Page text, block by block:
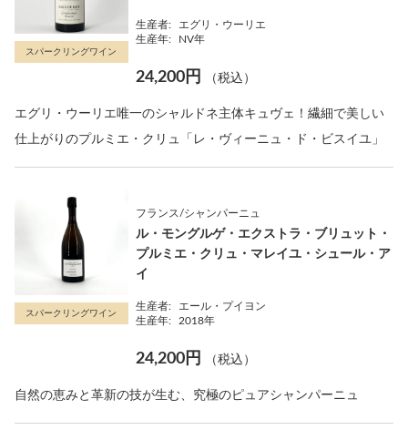
スパークリングワイン
生産者:
エグリ・ウーリエ
生産年:
NV年
24,200円 （税込）
エグリ・ウーリエ唯一のシャルドネ主体キュヴェ！繊細で美しい
仕上がりのプルミエ・クリュ「レ・ヴィーニュ・ド・ビスイユ」
スパークリングワイン
フランス/シャンパーニュ
ル・モングルゲ・エクストラ・ブリュット・
プルミエ・クリュ・マレイユ・シュール・ア
イ
生産者:
エール・プイヨン
生産年:
2018年
24,200円 （税込）
自然の恵みと革新の技が生む、究極のピュアシャンパーニュ